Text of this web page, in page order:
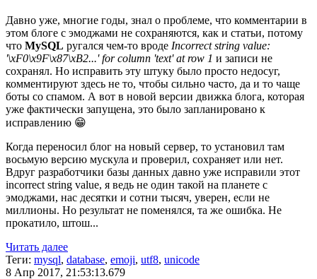
Давно уже, многие годы, знал о проблеме, что комментарии в
этом блоге с эмоджами не сохраняются, как и статьи, потому
что MySQL ругался чем-то вроде Incorrect string value:
'\xF0\x9F\x87\xB2...' for column 'text' at row 1 и записи не
сохранял. Но исправить эту штуку было просто недосуг,
комментируют здесь не то, чтобы сильно часто, да и то чаще
боты со спамом. А вот в новой версии движка блога, которая
уже фактически запущена, это было запланировано к
исправлению 😁
Когда переносил блог на новый сервер, то установил там
восьмую версию мускула и проверил, сохраняет или нет.
Вдруг разработчики базы данных давно уже исправили этот
incorrect string value, я ведь не один такой на планете с
эмоджами, нас десятки и сотни тысяч, уверен, если не
миллионы. Но результат не поменялся, та же ошибка. Не
прокатило, штош...
Читать далее
Теги: mysql, database, emoji, utf8, unicode
8 Апр 2017, 21:53:13.679